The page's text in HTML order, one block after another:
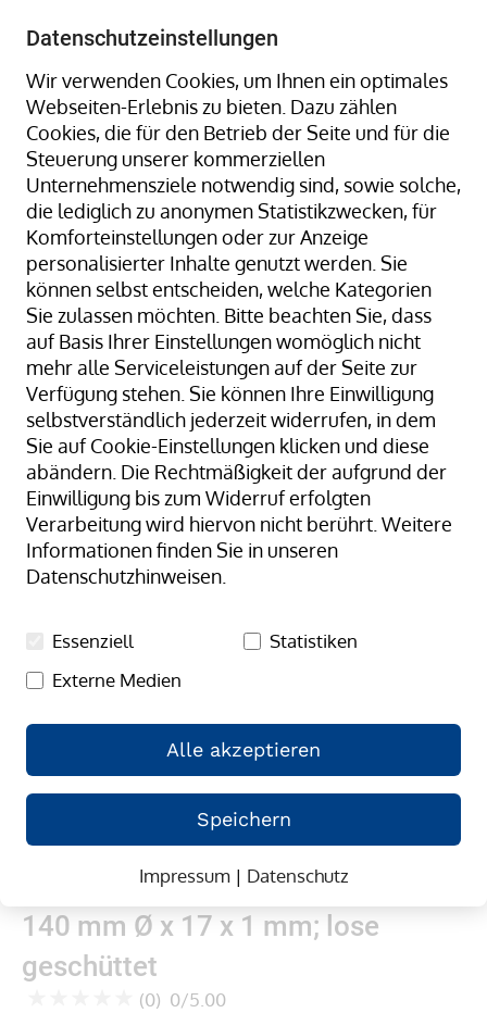
Datenschutzeinstellungen
Wir verwenden Cookies, um Ihnen ein optimales
Webseiten-Erlebnis zu bieten. Dazu zählen
Cookies, die für den Betrieb der Seite und für die
Steuerung unserer kommerziellen
Unternehmensziele notwendig sind, sowie solche,
die lediglich zu anonymen Statistikzwecken, für
Komforteinstellungen oder zur Anzeige
personalisierter Inhalte genutzt werden. Sie
können selbst entscheiden, welche Kategorien
Sie zulassen möchten. Bitte beachten Sie, dass
auf Basis Ihrer Einstellungen womöglich nicht
mehr alle Serviceleistungen auf der Seite zur
Verfügung stehen. Sie können Ihre Einwilligung
selbstverständlich jederzeit widerrufen, in dem
Sie auf Cookie-Einstellungen klicken und diese
abändern. Die Rechtmäßigkeit der aufgrund der
Einwilligung bis zum Widerruf erfolgten
Verarbeitung wird hiervon nicht berührt. Weitere
Informationen finden Sie in unseren
Datenschutzhinweisen.
Essenziell
Statistiken
Externe Medien
Alle akzeptieren
Speichern
Impressum| Datenschutz
Home
Gummiringe + Gummibänder
Gummiringe + Gummibänder Naturkautschuk
Gummibänder, natur/transparent; 140 mm Ø x 17 x 1
mm; lose geschüttet
Zum
Ende
der
Bildergalerie
springen
Anfang
der
Bildergalerie
springen
Gummibänder, natur/transparent;
140 mm Ø x 17 x 1 mm; lose
geschüttet
(0) 0/5.00